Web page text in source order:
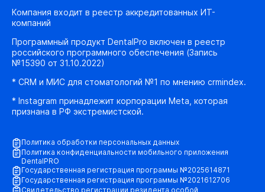
Компания входит в реестр аккредитованных ИТ-
компаний
Программный продукт DentalPro включен в реестр
российского программного обеспечения (Запись
№15390 от 31.10.2022)
* CRM и МИС для стоматологий №1 по мнению crmindex.
* Instagram принадлежит корпорации Meta, которая
признана в РФ экстремистской.
Политика обработки персональных данных
Политика конфиденциальности мобильного приложения
DentalPRO
Государственная регистрация программы №2025614871
Государственная регистрация программы №2021612706
Свидетельство регистрации резидента особой